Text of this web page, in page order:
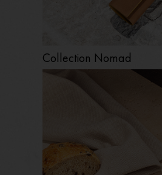
Collection Nomad